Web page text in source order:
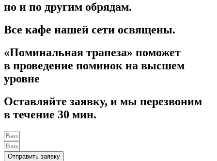
но и по другим обрядам.
Все кафе нашей сети освящены.
«Поминальная трапеза» поможет
в проведение поминок на высшем
уровне
Оставляйте заявку, и мы перезвоним
в течение 30 мин.
Отправить заявку